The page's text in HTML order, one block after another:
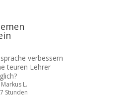
verbessern
teuren Lehrer
Markus L.
Stunden